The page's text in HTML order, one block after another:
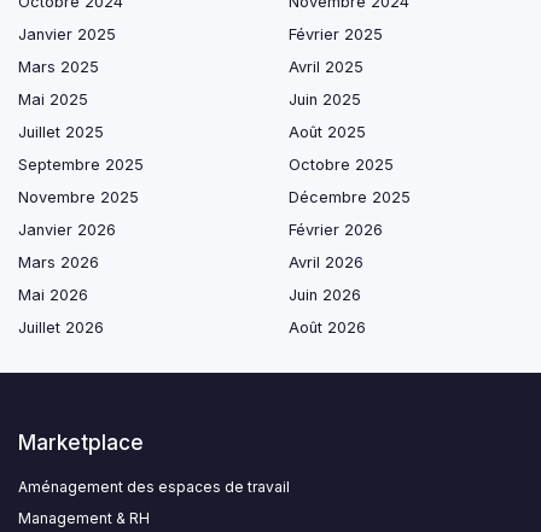
Janvier 2025
Février 2025
Mars 2025
Avril 2025
Mai 2025
Juin 2025
Juillet 2025
Août 2025
Septembre 2025
Octobre 2025
Novembre 2025
Décembre 2025
Janvier 2026
Février 2026
Mars 2026
Avril 2026
Mai 2026
Juin 2026
Juillet 2026
Août 2026
Marketplace
Aménagement des espaces de travail
Management & RH